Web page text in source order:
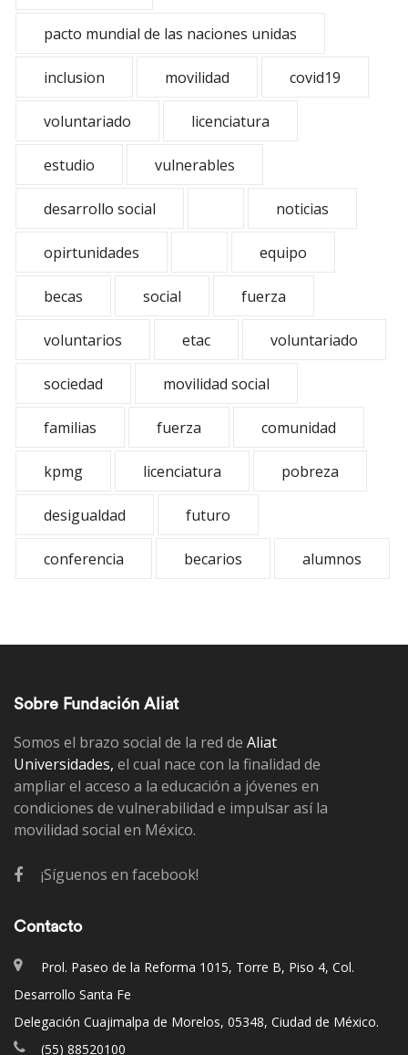
pacto mundial de las naciones unidas
inclusion movilidad covid19
voluntariado licenciatura
estudio vulnerables
desarrollo social noticias
opirtunidades equipo
becas social fuerza
voluntarios etac voluntariado
sociedad movilidad social
familias fuerza comunidad
kpmg licenciatura pobreza
desigualdad futuro
conferencia becarios alumnos
Sobre Fundación Aliat
Somos el brazo social de la red de Aliat
Universidades, el cual nace con la finalidad de
ampliar el acceso a la educación a jóvenes en
condiciones de vulnerabilidad e impulsar así la
movilidad social en México.
¡Síguenos en facebook!
Contacto
Prol. Paseo de la Reforma 1015, Torre B, Piso 4, Col.
Desarrollo Santa Fe
Delegación Cuajimalpa de Morelos, 05348, Ciudad de México.
(55) 88520100